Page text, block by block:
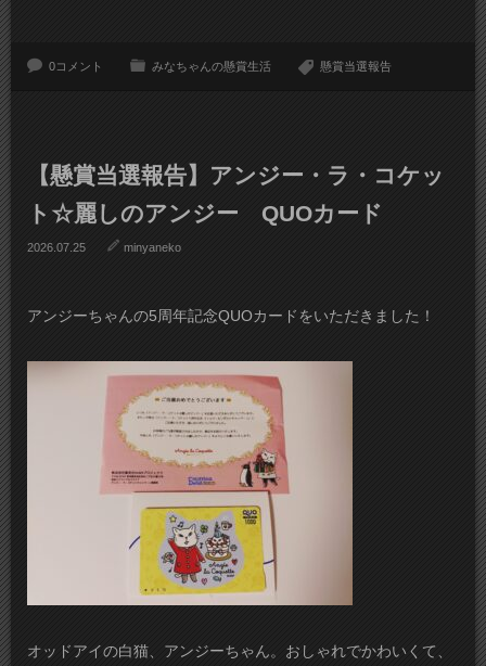
0コメント みなちゃんの懸賞生活 懸賞当選報告
【懸賞当選報告】アンジー・ラ・コケッ
ト☆麗しのアンジー QUOカード
2026.07.25 minyaneko
アンジーちゃんの5周年記念QUOカードをいただきました！
オッドアイの白猫、アンジーちゃん。おしゃれでかわいくて、